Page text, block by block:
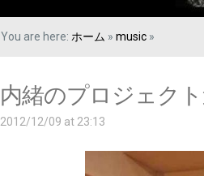
You are here: ホーム » music »
内緒のプロジェク
2012/12/09 at 23:13